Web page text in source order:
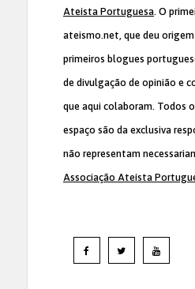
Ateísta Portuguesa. O
ateismo.net, que deu
primeiros blogues
de divulgação de opinião e
que aqui colaboram. Todos
espaço são da exclusiva
não representam
Associação Ateísta